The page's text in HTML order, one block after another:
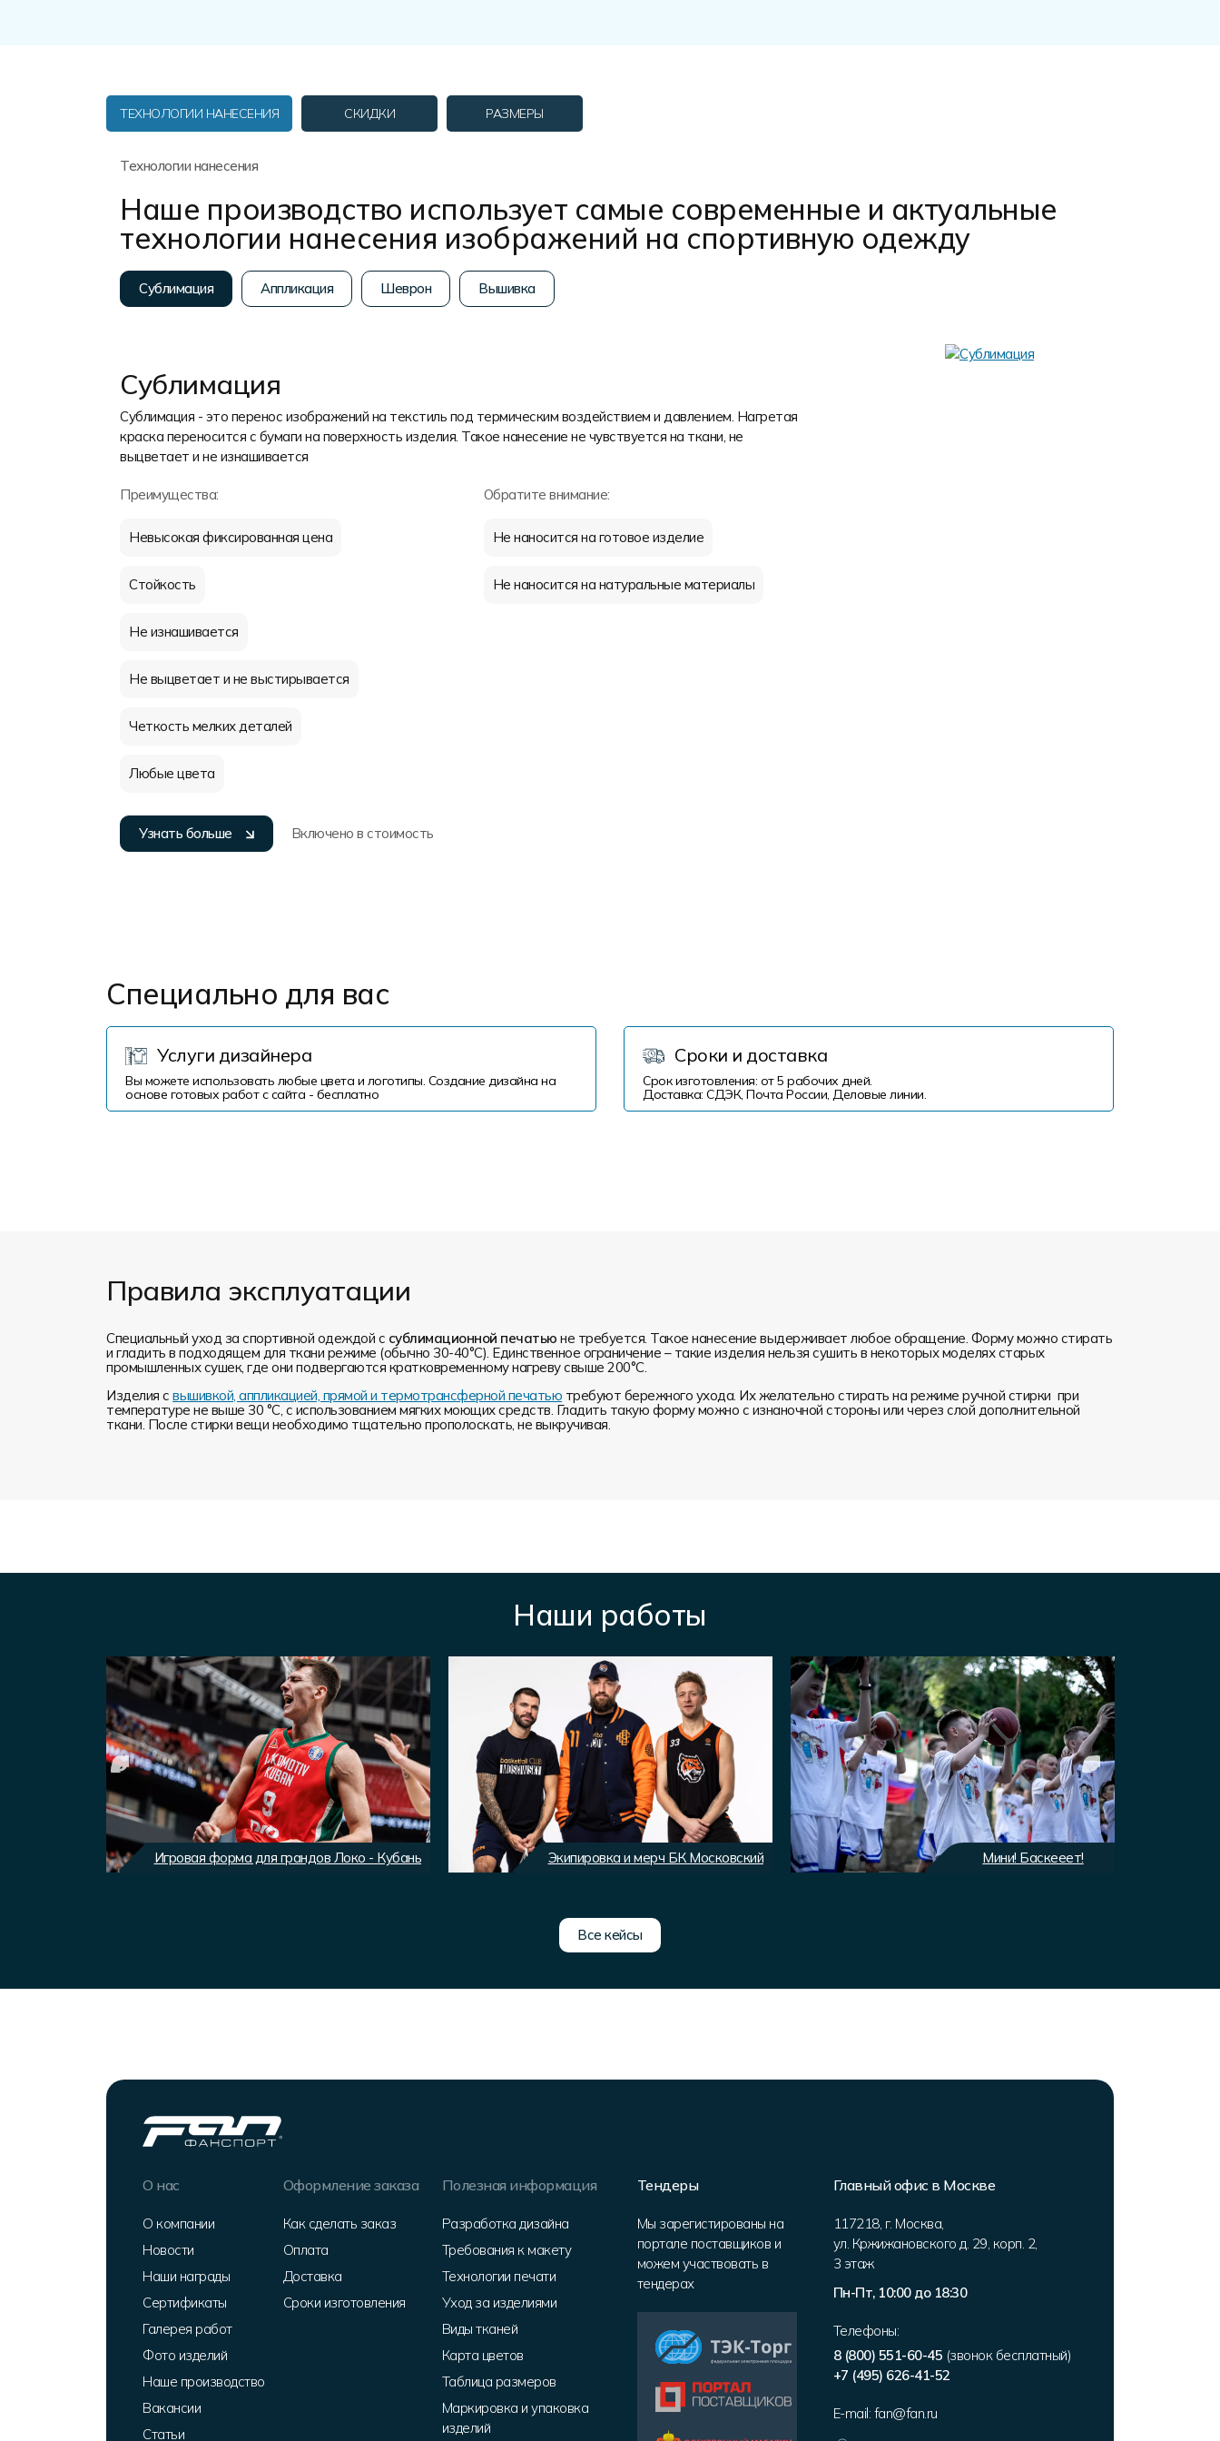
ТЕХНОЛОГИИ НАНЕСЕНИЯ СКИДКИ РАЗМЕРЫ
Технологии нанесения
Наше производство использует самые современные и актуальные
технологии нанесения изображений на спортивную одежду
Сублимация Аппликация Шеврон Вышивка
Сублимация
Сублимация - это перенос изображений на текстиль под термическим воздействием и давлением. Нагретая
краска переносится с бумаги на поверхность изделия. Такое нанесение не чувствуется на ткани, не
выцветает и не изнашивается
Преимущества:
Невысокая фиксированная цена
Стойкость
Не изнашивается
Не выцветает и не выстирывается
Четкость мелких деталей
Любые цвета
Обратите внимание:
Не наносится на готовое изделие
Не наносится на натуральные материалы
Узнать больше Включено в стоимость
Специально для вас
Услуги дизайнера
Вы можете использовать любые цвета и логотипы. Создание дизайна на
основе готовых работ с сайта - бесплатно
Сроки и доставка
Срок изготовления: от 5 рабочих дней.
Доставка: СДЭК, Почта России, Деловые линии.
Правила эксплуатации
Специальный уход за спортивной одеждой с сублимационной печатью не требуется. Такое нанесение выдерживает любое обращение. Форму можно стирать
и гладить в подходящем для ткани режиме (обычно 30-40°С). Единственное ограничение – такие изделия нельзя сушить в некоторых моделях старых
промышленных сушек, где они подвергаются кратковременному нагреву свыше 200°С.
Изделия с вышивкой, аппликацией, прямой и термотрансферной печатью требуют бережного ухода. Их желательно стирать на режиме ручной стирки при
температуре не выше 30 °C, с использованием мягких моющих средств. Гладить такую форму можно с изнаночной стороны или через слой дополнительной
ткани. После стирки вещи необходимо тщательно прополоскать, не выкручивая.
Наши работы
Игровая форма для грандов Локо - Кубань
Экипировка и мерч БК Московский Мини! Баскееет!
Все кейсы
О нас
О компании
Новости
Наши награды
Сертификаты
Галерея работ
Фото изделий
Наше производство
Вакансии
Статьи
Оформление заказа
Как сделать заказ
Оплата
Доставка
Сроки изготовления
Полезная информация
Разработка дизайна
Требования к макету
Технологии печати
Уход за изделиями
Виды тканей
Карта цветов
Таблица размеров
Маркировка и упаковка
изделий
Тендеры
Мы зарегистированы на
портале поставщиков и
можем участвовать в
тендерах
Главный офис в Москве
117218, г. Москва,
ул. Кржижановского д. 29, корп. 2,
3 этаж
Пн-Пт, 10:00 до 18:30
Телефоны:
8 (800) 551-60-45 (звонок бесплатный)
+7 (495) 626-41-52
E-mail: fan@fan.ru